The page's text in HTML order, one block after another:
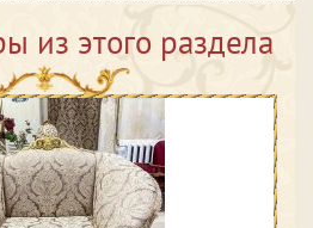
из этого раздела